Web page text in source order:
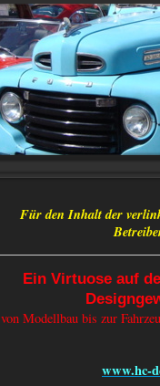
Für den Inhalt der
Ein Virtuose auf
von Modellbau bis zur
www.hc-